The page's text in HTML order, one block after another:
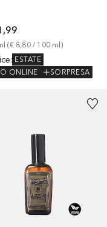
(€ 8,80 / 100 ml)
: ESTATE
ONLINE
SORPRESA